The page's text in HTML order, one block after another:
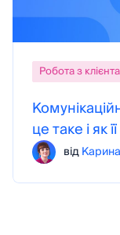
Робота з
це таке і як
від